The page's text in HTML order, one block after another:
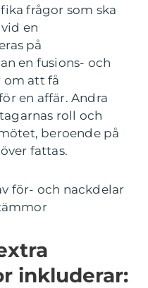
frågor som ska
en
på
en fusions- och
om att få
en affär. Andra
roll och
beroende på
fattas.
för- och nackdelar
inkluderar: